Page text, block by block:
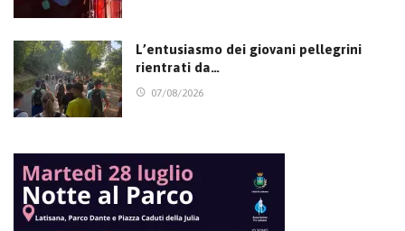
L’entusiasmo dei giovani pellegrini
rientrati da…
07/08/2026